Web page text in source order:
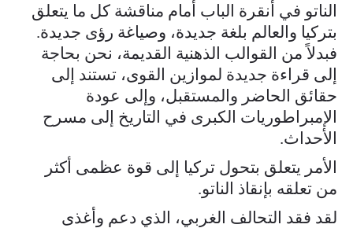
الناتو في أنقرة الباب أمام مناقشة كل ما يتعلق
بتركيا والعالم بلغة جديدة، وصياغة رؤى جديدة.
فبدلاً من القوالب الذهنية القديمة، نحن بحاجة
إلى قراءة جديدة لموازين القوى، تستند إلى
حقائق الحاضر والمستقبل، وإلى عودة
الإمبراطوريات الكبرى في التاريخ إلى مسرح
الأحداث.
الأمر يتعلق بتحول تركيا إلى قوة عظمى أكثر
من تعلقه بإنقاذ الناتو.
لقد فقد التحالف الغربي، الذي دعم وأغذى